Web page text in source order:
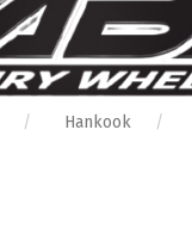
Hankook